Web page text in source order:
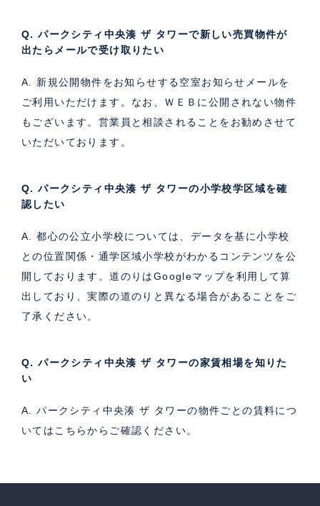
Q. パークシティ中央湊 ザ タワーで新しい売買物件が
出たらメールで受け取りたい
A. 新規公開物件をお知らせする空室お知らせメールを
ご利用いただけます。なお、ＷＥＢに公開されない物件
もございます。営業員と相談されることをお勧めさせて
いただいております。
Q. パークシティ中央湊 ザ タワーの小学校学区域を確
認したい
A. 都心の公立小学校については、データを基に小学校
との位置関係・通学区域小学校がわかるコンテンツを公
開しております。道のりはGoogleマップを利用して算
出しており、実際の道のりと異なる場合があることをご
了承ください。
Q. パークシティ中央湊 ザ タワーの家賃相場を知りた
い
A. パークシティ中央湊 ザ タワーの物件ごとの賃料につ
いては こちらからご確認ください。